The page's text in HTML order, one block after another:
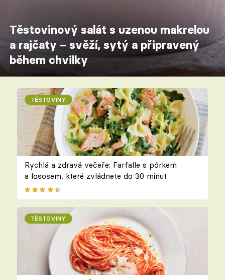
Těstovinový salát s uzenou makrelou
a rajčaty – svěží, sytý a připravený
během chvilky
TĚSTOVINY
Rychlá a zdravá večeře: Farfalle s pórkem
a lososem, které zvládnete do 30 minut
TĚSTOVINY